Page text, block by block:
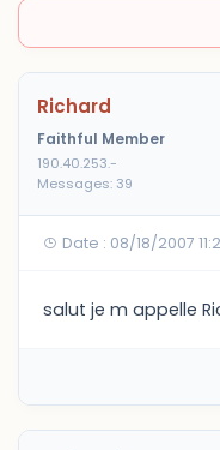
Richard
Faithful Member
190.40.253.-
Messages: 39
Date : 08/18/2007
salut je m appelle